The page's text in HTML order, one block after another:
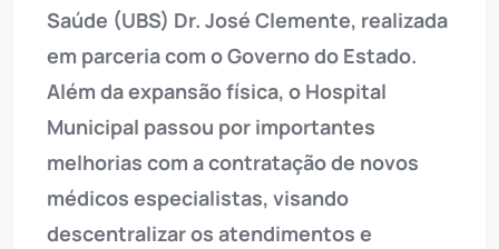
Saúde (UBS) Dr. José Clemente, realizada
em parceria com o Governo do Estado.
Além da expansão física, o Hospital
Municipal passou por importantes
melhorias com a contratação de novos
médicos especialistas, visando
descentralizar os atendimentos e